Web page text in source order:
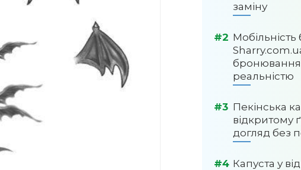
заміну
бронювання
реальністю
Пекінська
відкритому
догляд без
Капуста у